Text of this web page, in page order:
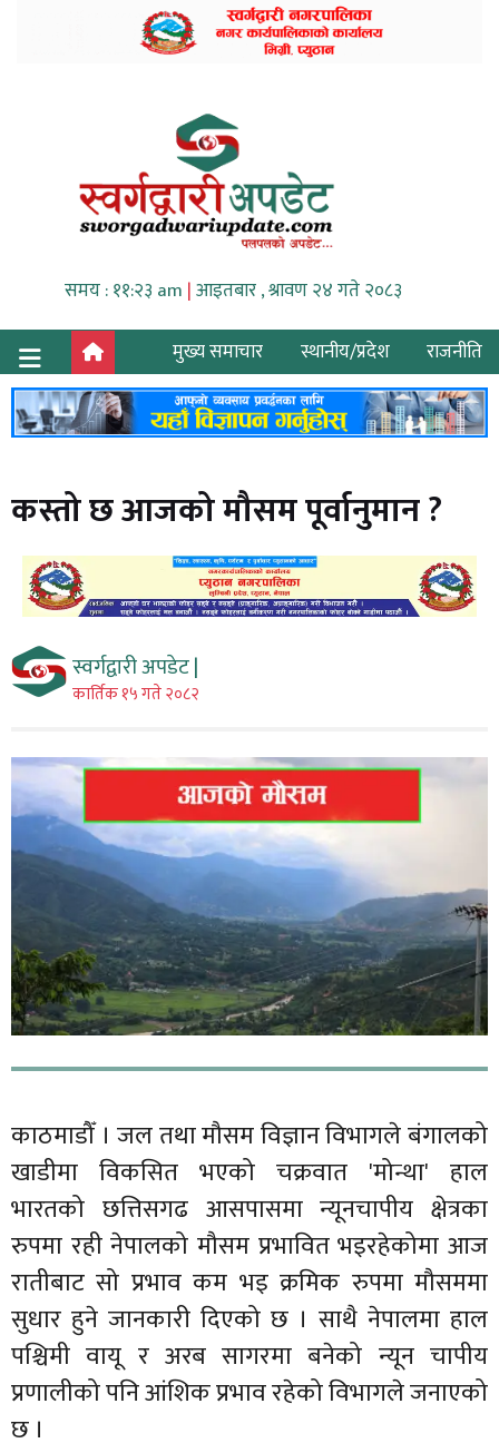
समय : ११:२३ am |आइतबार , श्रावण २४ गते २०८३
मुख्य समाचार
स्थानीय/प्रदेश राजनीति
कस्तो छ आजको मौसम पूर्वानुमान ?
स्वर्गद्वारी अपडेट |
कार्तिक १५ गते २०८२
काठमाडौँ । जल तथा मौसम विज्ञान विभागले बंगालको
खाडीमा विकसित भएको चक्रवात 'मोन्था' हाल
भारतको छत्तिसगढ आसपासमा न्यूनचापीय क्षेत्रका
रुपमा रही नेपालको मौसम प्रभावित भइरहेकोमा आज
रातीबाट सो प्रभाव कम भइ क्रमिक रुपमा मौसममा
सुधार हुने जानकारी दिएको छ । साथै नेपालमा हाल
पश्चिमी वायू र अरब सागरमा बनेको न्यून चापीय
प्रणालीको पनि आंशिक प्रभाव रहेको विभागले जनाएको
छ ।